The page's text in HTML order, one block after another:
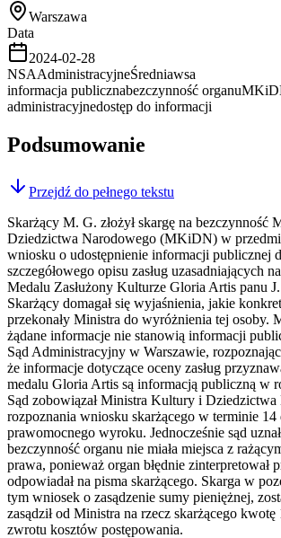
Warszawa
Data
2024-02-28
NSAAdministracyjneŚredniawsa
informacja publicznabezczynność organu
administracyjnedostęp do informacji
Podsumowanie
Przejdź do pełnego tekstu
Skarżący M. G. złożył skargę na bezczynność
Dziedzictwa Narodowego (MKiDN) w
wniosku o udostępnienie informacji publicznej
szczegółowego opisu zasług uzasadniających
Medalu Zasłużony Kulturze Gloria Artis panu
Skarżący domagał się wyjaśnienia, jakie
przekonały Ministra do wyróżnienia tej osoby.
żądane informacje nie stanowią informacji
Sąd Administracyjny w Warszawie,
że informacje dotyczące oceny zasług
medalu Gloria Artis są informacją publiczną w
Sąd zobowiązał Ministra Kultury i
rozpoznania wniosku skarżącego w terminie 14
prawomocnego wyroku. Jednocześnie sąd
bezczynność organu nie miała miejsca z
prawa, ponieważ organ błędnie zinterpretował
odpowiadał na pisma skarżącego. Skarga w
tym wniosek o zasądzenie sumy pieniężnej,
zasądził od Ministra na rzecz skarżącego kwotę
zwrotu kosztów postępowania.